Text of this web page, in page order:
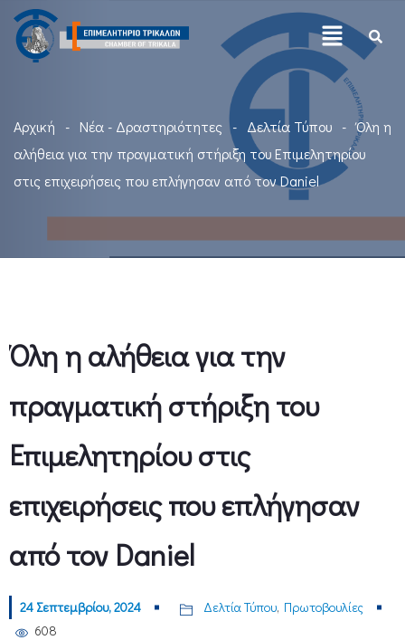
Αρχική Νέα - Δραστηριότητες Δελτία Τύπου
Όλη η
αλήθεια για την πραγματική στήριξη του Επιμελητηρίου
στις επιχειρήσεις που επλήγησαν από τον Daniel
Όλη η αλήθεια για την
πραγματική στήριξη του
Επιμελητηρίου στις
επιχειρήσεις που επλήγησαν
από τον Daniel
24 Σεπτεμβρίου, 2024 Δελτία Τύπου, Πρωτοβουλίες
608